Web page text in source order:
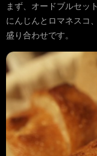
まず、オードブルセッ
にんじんとロマネスコ
盛り合わせです。